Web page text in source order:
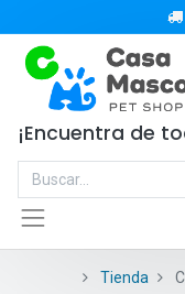
¡Encuentra de
Tienda